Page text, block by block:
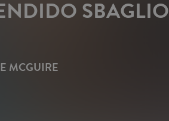
SBAGLIO
MCGUIRE